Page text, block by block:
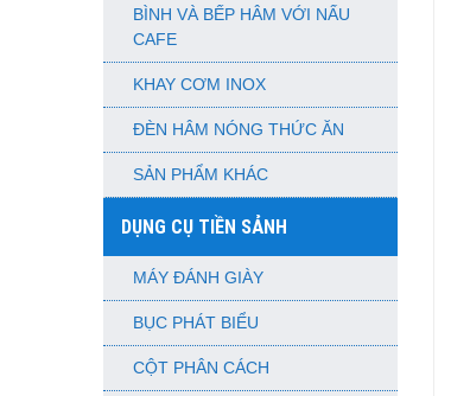
BÌNH VÀ BẾP HÂM VỚI NẤU
CAFE
KHAY CƠM INOX
ĐÈN HÂM NÓNG THỨC ĂN
SẢN PHẨM KHÁC
DỤNG CỤ TIỀN SẢNH
MÁY ĐÁNH GIÀY
BỤC PHÁT BIỂU
CỘT PHÂN CÁCH